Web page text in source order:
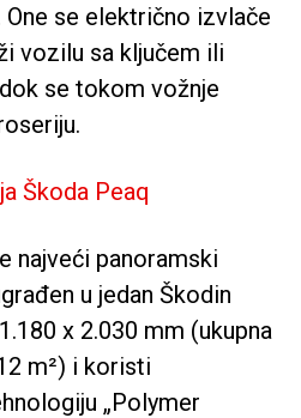
One se električno izvlače
vozilu sa ključem ili
se tokom vožnje
najveći panoramski
u jedan Škodin
x 2.030 mm (ukupna
m²) i koristi
„Polymer